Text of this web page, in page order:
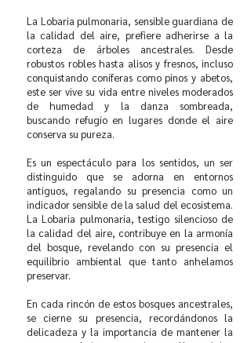
La Lobaria pulmonaria, sensible guardiana de
la calidad del aire, prefiere adherirse a la
corteza de árboles ancestrales. Desde
robustos robles hasta alisos y fresnos, incluso
conquistando coníferas como pinos y abetos,
este ser vive su vida entre niveles moderados
de humedad y la danza sombreada,
buscando refugio en lugares donde el aire
conserva su pureza.
Es un espectáculo para los sentidos, un ser
distinguido que se adorna en entornos
antiguos, regalando su presencia como un
indicador sensible de la salud del ecosistema.
La Lobaria pulmonaria, testigo silencioso de
la calidad del aire, contribuye en la armonía
del bosque, revelando con su presencia el
equilibrio ambiental que tanto anhelamos
preservar.
En cada rincón de estos bosques ancestrales,
se cierne su presencia, recordándonos la
delicadeza y la importancia de mantener la